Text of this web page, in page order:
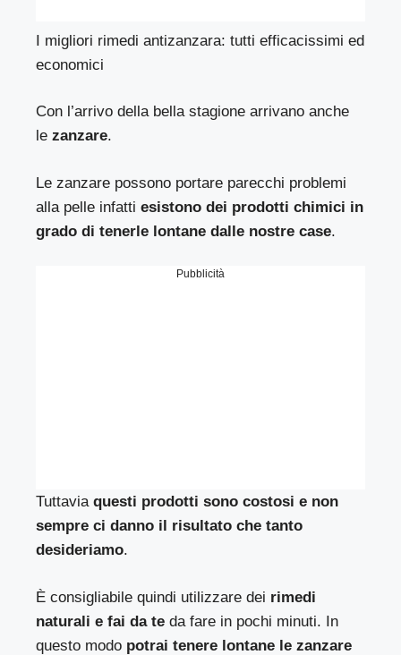
I migliori rimedi antizanzara: tutti efficacissimi ed
economici
Con l’arrivo della bella stagione arrivano anche
le zanzare.
Le zanzare possono portare parecchi problemi
alla pelle infattiesistono dei prodotti chimici in
grado di tenerle lontane dalle nostre case.
Pubblicità
Tuttaviaquesti prodotti sono costosi e non
sempre ci danno il risultato che tanto
desideriamo.
È consigliabile quindi utilizzare dei rimedi
naturali e fai da te da fare in pochi minuti. In
questo modo potrai tenere lontane le zanzare